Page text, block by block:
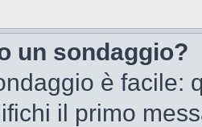
un sondaggio?
è facile:
il primo